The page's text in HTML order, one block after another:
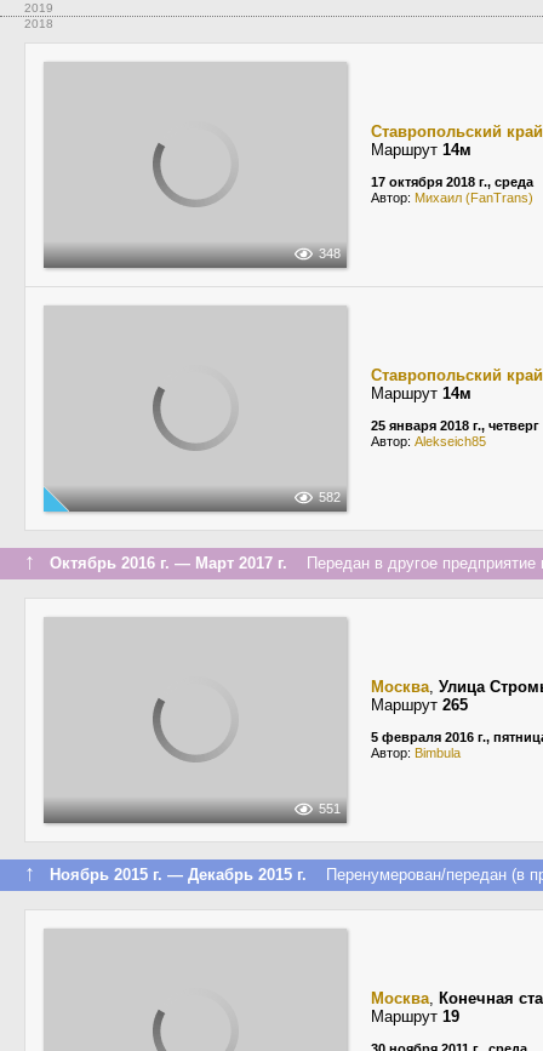
2019
2018
348
Ставропольский край
Маршрут 14м
17 октября 2018 г., среда
Автор: Михаил (FanTrans)
582
Ставропольский край
Маршрут 14м
25 января 2018 г., четверг
Автор: Alekseich85
↑ Октябрь 2016 г. — Март 2017 г. Передан в другое предприятие
551
Москва, Улица
Маршрут 265
5 февраля 2016 г.,
Автор: Bimbula
↑ Ноябрь 2015 г. — Декабрь 2015 г. Перенумерован/передан (в
Москва, Конечная
Маршрут 19